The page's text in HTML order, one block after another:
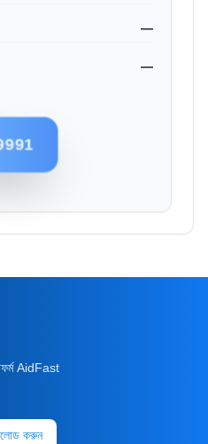
—
—
AidFast
করুন